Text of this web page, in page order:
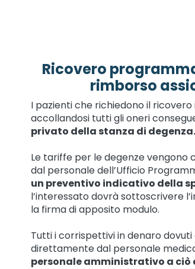
Ricovero
rimborso
I pazienti che richiedono il
accollandosi tutti gli oneri
privato della stanza di degenza.
Le tariffe per le degenze vengono
dal personale dell’Ufficio
un preventivo indicativo della
l’interessato dovrà sottoscrivere
la firma di apposito modulo.
Tutti i corrispettivi in denaro
direttamente dal personale
personale amministrativo a